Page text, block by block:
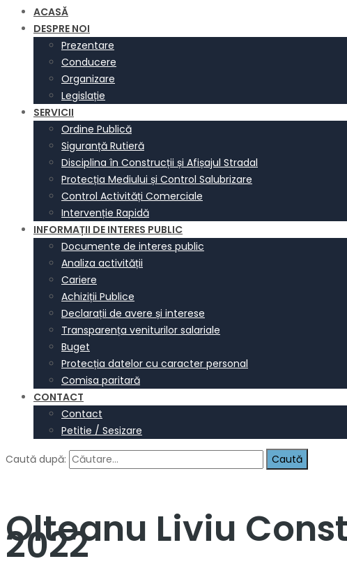
ACASĂ
DESPRE NOI
Prezentare
Conducere
Organizare
Legislație
SERVICII
Ordine Publică
Siguranță Rutieră
Disciplina în Construcții și Afișajul Stradal
Protecția Mediului și Control Salubrizare
Control Activități Comerciale
Intervenție Rapidă
INFORMAȚII DE INTERES PUBLIC
Documente de interes public
Analiza activității
Cariere
Achiziții Publice
Declarații de avere și interese
Transparența veniturilor salariale
Buget
Protecția datelor cu caracter personal
Comisa paritară
CONTACT
Contact
Petitie / Sesizare
Caută după:
Olteanu Liviu
2022